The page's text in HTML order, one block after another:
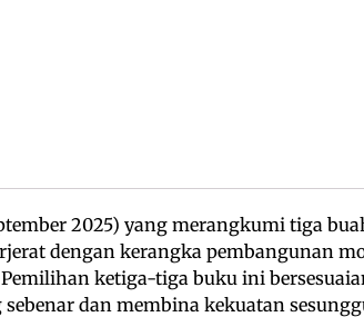
2025) yang merangkumi tiga
dengan kerangka pembangunan
ketiga-tiga buku ini
dan membina kekuatan